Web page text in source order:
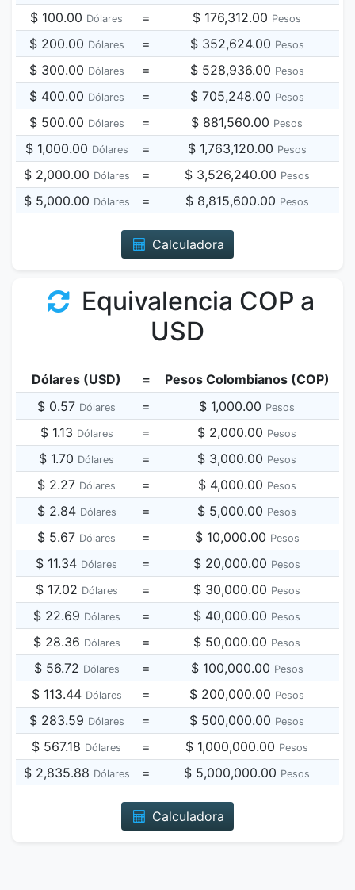
$ 100.00 Dólares = $ 176,312.00 Pesos
$ 200.00 Dólares = $ 352,624.00 Pesos
$ 300.00 Dólares = $ 528,936.00 Pesos
$ 400.00 Dólares = $ 705,248.00 Pesos
$ 500.00 Dólares = $ 881,560.00 Pesos
$ 1,000.00 Dólares = $ 1,763,120.00 Pesos
$ 2,000.00 Dólares = $ 3,526,240.00 Pesos
$ 5,000.00 Dólares = $ 8,815,600.00 Pesos
Calculadora
Equivalencia COP a
USD
Dólares (USD) =
Pesos Colombianos (COP)
$ 0.57 Dólares = $ 1,000.00 Pesos
$ 1.13 Dólares = $ 2,000.00 Pesos
$ 1.70 Dólares = $ 3,000.00 Pesos
$ 2.27 Dólares = $ 4,000.00 Pesos
$ 2.84 Dólares = $ 5,000.00 Pesos
$ 5.67 Dólares = $ 10,000.00 Pesos
$ 11.34 Dólares = $ 20,000.00 Pesos
$ 17.02 Dólares = $ 30,000.00 Pesos
$ 22.69 Dólares = $ 40,000.00 Pesos
$ 28.36 Dólares = $ 50,000.00 Pesos
$ 56.72 Dólares = $ 100,000.00 Pesos
$ 113.44 Dólares = $ 200,000.00 Pesos
$ 283.59 Dólares = $ 500,000.00 Pesos
$ 567.18 Dólares = $ 1,000,000.00 Pesos
$ 2,835.88 Dólares = $ 5,000,000.00 Pesos
Calculadora